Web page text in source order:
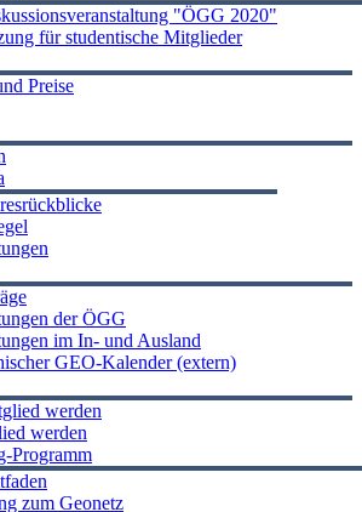
"ÖGG 2020"
für studentische Mitglieder
Preise
der ÖGG
im In- und Ausland
GEO-Kalender (extern)
werden
werden
Programm
zum Geonetz